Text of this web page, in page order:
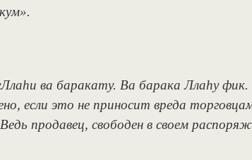
ва баракату. Ва барака Ллаhу фик.
если это не приносит вреда
продавец, свободен в своем